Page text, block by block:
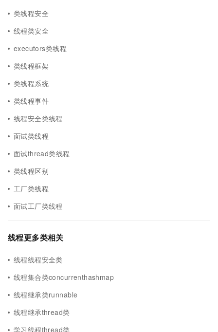
类线程安全
线程类安全
executors类线程
类线程框架
类线程系统
类线程事件
线程安全类线程
面试类线程
面试thread类线程
类线程区别
工厂类线程
面试工厂类线程
线程更多类相关
线程线程安全类
线程集合类concurrenthashmap
线程继承类runnable
线程继承thread类
学习线程thread类